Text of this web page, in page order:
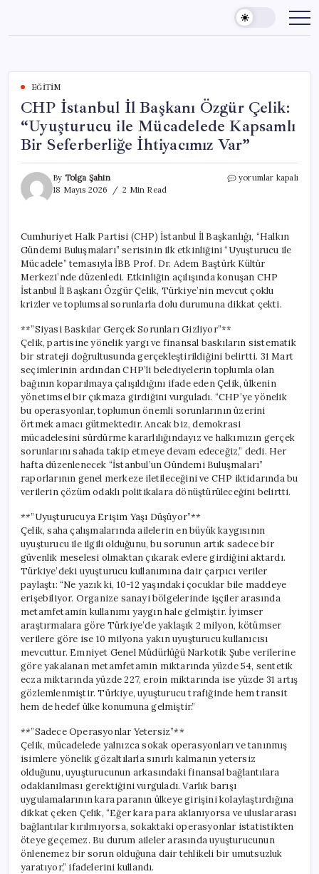
content
EĞITIM
CHP İstanbul İl Başkanı Özgür Çelik:
“Uyuşturucu ile Mücadelede Kapsamlı
Bir Seferberliğe İhtiyacımız Var”
By Tolga Şahin
18 Mayıs 2026
2 Min Read
CHP
Çelik:
“Uyuşturucu
ile
Mücadelede
Kapsamlı
Bir
Seferberliğe
için
yorumlar kapalı
Cumhuriyet Halk Partisi (CHP) İstanbul İl Başkanlığı, “Halkın
Gündemi Buluşmaları” serisinin ilk etkinliğini “Uyuşturucu ile
Mücadele” temasıyla İBB Prof. Dr. Adem Baştürk Kültür
Merkezi’nde düzenledi. Etkinliğin açılışında konuşan CHP
İstanbul İl Başkanı Özgür Çelik, Türkiye’nin mevcut çoklu
krizler ve toplumsal sorunlarla dolu durumuna dikkat çekti.
**”Siyasi Baskılar Gerçek Sorunları Gizliyor”**
Çelik, partisine yönelik yargı ve finansal baskıların sistematik
bir strateji doğrultusunda gerçekleştirildiğini belirtti. 31 Mart
seçimlerinin ardından CHP’li belediyelerin toplumla olan
bağının koparılmaya çalışıldığını ifade eden Çelik, ülkenin
yönetimsel bir çıkmaza girdiğini vurguladı. “CHP’ye yönelik
bu operasyonlar, toplumun önemli sorunlarının üzerini
örtmek amacı gütmektedir. Ancak biz, demokrasi
mücadelesini sürdürme kararlılığındayız ve halkımızın gerçek
sorunlarını sahada takip etmeye devam edeceğiz,” dedi. Her
hafta düzenlenecek “İstanbul’un Gündemi Buluşmaları”
raporlarının genel merkeze iletileceğini ve CHP iktidarında bu
verilerin çözüm odaklı politikalara dönüştürüleceğini belirtti.
**”Uyuşturucuya Erişim Yaşı Düşüyor”**
Çelik, saha çalışmalarında ailelerin en büyük kaygısının
uyuşturucu ile ilgili olduğunu, bu sorunun artık sadece bir
güvenlik meselesi olmaktan çıkarak evlere girdiğini aktardı.
Türkiye’deki uyuşturucu kullanımına dair çarpıcı veriler
paylaştı: “Ne yazık ki, 10-12 yaşındaki çocuklar bile maddeye
erişebiliyor. Organize sanayi bölgelerinde işçiler arasında
metamfetamin kullanımı yaygın hale gelmiştir. İyimser
araştırmalara göre Türkiye’de yaklaşık 2 milyon, kötümser
verilere göre ise 10 milyona yakın uyuşturucu kullanıcısı
mevcuttur. Emniyet Genel Müdürlüğü Narkotik Şube verilerine
göre yakalanan metamfetamin miktarında yüzde 54, sentetik
ecza miktarında yüzde 227, eroin miktarında ise yüzde 31 artış
gözlemlenmiştir. Türkiye, uyuşturucu trafiğinde hem transit
hem de hedef ülke konumuna gelmiştir.”
**”Sadece Operasyonlar Yetersiz”**
Çelik, mücadelede yalnızca sokak operasyonları ve tanınmış
isimlere yönelik gözaltılarla sınırlı kalmanın yetersiz
olduğunu, uyuşturucunun arkasındaki finansal bağlantılara
odaklanılması gerektiğini vurguladı. Varlık barışı
uygulamalarının kara paranın ülkeye girişini kolaylaştırdığına
dikkat çeken Çelik, “Eğer kara para aklanıyorsa ve uluslararası
bağlantılar kırılmıyorsa, sokaktaki operasyonlar istatistikten
öteye geçemez. Bu durum aileler arasında uyuşturucunun
önlenemez bir sorun olduğuna dair tehlikeli bir umutsuzluk
yaratıyor,” ifadelerini kullandı.